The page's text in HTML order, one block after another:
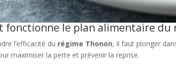
fonctionne le plan alimentaire
l’efficacité du régime Thonon, il faut plonger
maximiser la perte et prévenir la reprise.